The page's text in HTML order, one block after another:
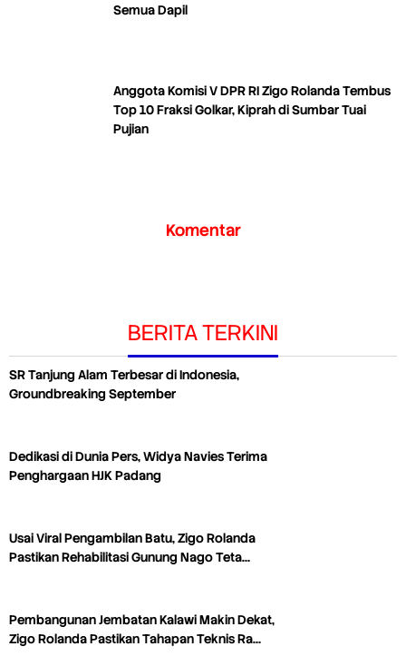
Semua Dapil
Anggota Komisi V DPR RI Zigo Rolanda Tembus
Top 10 Fraksi Golkar, Kiprah di Sumbar Tuai
Pujian
Komentar
BERITA TERKINI
SR Tanjung Alam Terbesar di Indonesia,
Groundbreaking September
Dedikasi di Dunia Pers, Widya Navies Terima
Penghargaan HJK Padang
Usai Viral Pengambilan Batu, Zigo Rolanda
Pastikan Rehabilitasi Gunung Nago Teta…
Pembangunan Jembatan Kalawi Makin Dekat,
Zigo Rolanda Pastikan Tahapan Teknis Ra…